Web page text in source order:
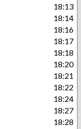
18:13
18:14
18:16
18:17
18:18
18:20
18:21
18:22
18:24
18:27
18:28